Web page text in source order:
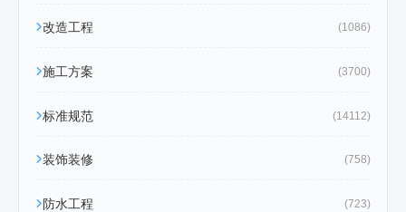
改造工程 (1086)
施工方案 (3700)
标准规范 (14112)
装饰装修 (758)
防水工程 (723)